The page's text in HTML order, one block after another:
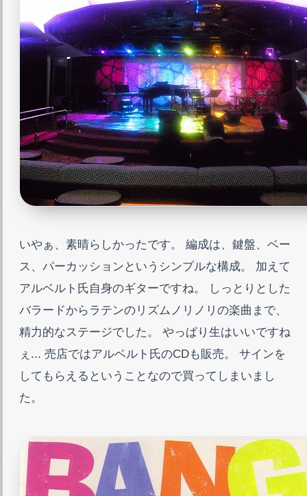
いやぁ、素晴らしかったです。 編成は、鍵盤、ベー
ス、パーカッションというシンプルな構成。 加えて
アルベルト氏自身のギターですね。 しっとりとした
バラードからラテンのリズムノリノリの楽曲まで、
精力的なステージでした。 やっぱり生はいいですね
ぇ... 売店ではアルベルト氏のCDも販売。 サインを
してもらえるということなので買ってしまいまし
た。